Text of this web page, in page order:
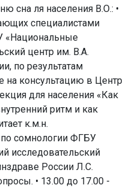
сна ля населения В.О.: •
специалистами
«Национальные
центр им. В.А.
по результатам
на консультацию в Центр
для населения «Как
ритм и как
к.м.н.
по сомнологии ФГБУ
исследовательский
России Л.С.
• 13.00 до 17.00 -